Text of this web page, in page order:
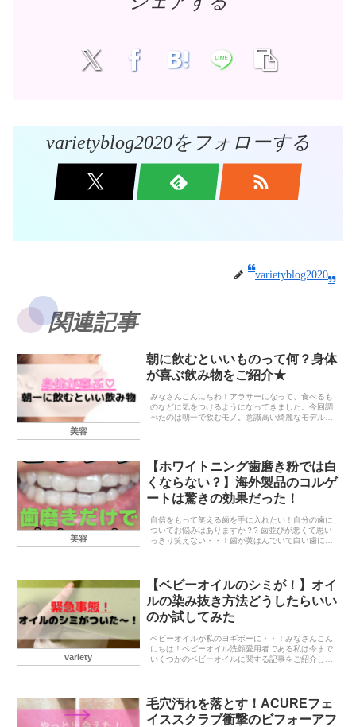
varietyblog2020をフォローする
varietyblog2020
関連記事
美容
朝に飲むといいものって何？身体
が喜ぶ飲み物をご紹介★
みなさんこんにちわ！アラサーになって、食べるも
のなどに気をつけるようになってきました。今回調
べたのは朝一で飲むモノ。意識高い綺麗なモデルさ
美容
【ホワイトニング歯磨き粉では白
くならない？】海外製品のコルゲ
ートは驚きの効果だった！
自信をもって笑える歯を手に入れたい！自分の歯に
ついてお悩みはありますか？? 歯並びが悪くて思い
っきり笑えない・・！歯が黄ばんでいて白い歯に憧
variety
【ベビーオイルのシミが！】オイ
ルの染み抜き方法どうしたらいい
のか試してみた
ベビーオイルが私のヨギボーに・・！みなさんこん
にちは！ベビーオイル洗顔愛用者である私は今まで
いくつかのベビーオイルに関する記事をご紹介して
毛穴汚れを落とす！ACUREフェ
イススクラブ衝撃のビフォーアフ